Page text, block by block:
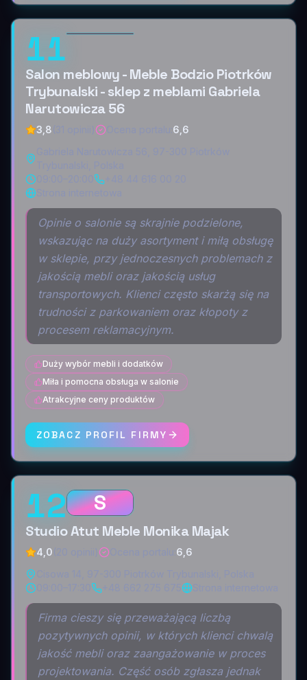
11
Salon meblowy - Meble Bodzio Piotrków
Trybunalski - sklep z meblami Gabriela
Narutowicza 56
3,8
6,6
Opinie o salonie są skrajnie podzielone,
wskazując na duży asortyment i miłą obsługę
w sklepie, przy jednoczesnych problemach z
jakością mebli oraz jakością usług
transportowych. Klienci często skarżą się na
trudności z parkowaniem oraz kłopoty z
procesem reklamacyjnym.
Duży wybór mebli i dodatków
Miła i pomocna obsługa w salonie
Atrakcyjne ceny produktów
ZOBACZ PROFIL FIRMY
12 S
Studio Atut Meble Monika Majak
4,0
6,6
Firma cieszy się przeważającą liczbą
pozytywnych opinii, w których klienci chwalą
jakość mebli oraz zaangażowanie w proces
projektowania. Część osób zgłasza jednak